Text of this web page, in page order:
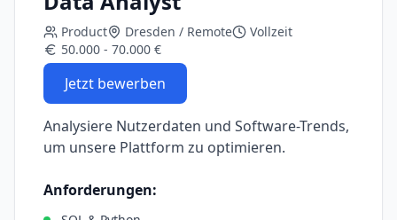
Product Dresden / Remote
Vollzeit
50.000 - 70.000 €
Jetzt bewerben
Analysiere Nutzerdaten und Software-Trends,
um unsere Plattform zu optimieren.
Anforderungen: